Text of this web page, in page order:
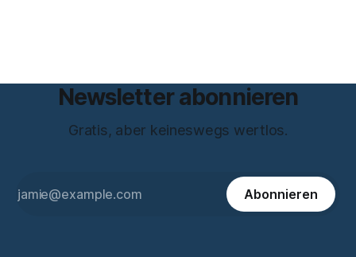
Newsletter abonnieren
Gratis, aber keineswegs wertlos.
Abonnieren